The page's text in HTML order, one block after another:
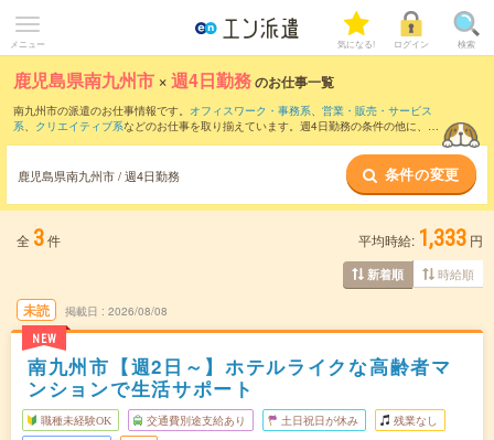
メニュー 気になる! ログイン 検索
鹿児島県南九州市 ×週4日勤務のお仕事一覧
南九州市の派遣のお仕事情報です。 オフィスワーク・事務系、 営業・販売・サービス
系、 クリエイティブ系などのお仕事を取り揃えています。週4日勤務の条件の他に、 交
鹿児島県南九州市 / 週4日勤務 条件の変更
全 3件 平均時給: 1,333 円
新着順 時給順
未読
NEW
掲載日 2026/08/08
南九州市【週2日～】ホテルライクな高齢者マ
ンションで生活サポート
職種未経験OK 交通費別途支給あり 土日祝日が休み 残業なし